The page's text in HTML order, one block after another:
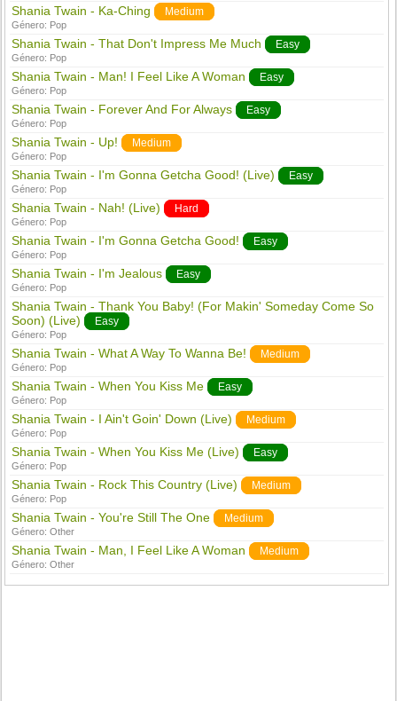
Shania Twain - Ka-Ching Medium
Género: Pop
Shania Twain - That Don't Impress Me Much Easy
Género: Pop
Shania Twain - Man! I Feel Like A Woman Easy
Género: Pop
Shania Twain - Forever And For Always Easy
Género: Pop
Shania Twain - Up! Medium
Género: Pop
Shania Twain - I'm Gonna Getcha Good! (Live) Easy
Género: Pop
Shania Twain - Nah! (Live) Hard
Género: Pop
Shania Twain - I'm Gonna Getcha Good! Easy
Género: Pop
Shania Twain - I'm Jealous Easy
Género: Pop
Shania Twain - Thank You Baby! (For Makin' Someday Come So
Soon) (Live)
Easy
Género: Pop
Shania Twain - What A Way To Wanna Be! Medium
Género: Pop
Shania Twain - When You Kiss Me Easy
Género: Pop
Shania Twain - I Ain't Goin' Down (Live) Medium
Género: Pop
Shania Twain - When You Kiss Me (Live) Easy
Género: Pop
Shania Twain - Rock This Country (Live) Medium
Género: Pop
Shania Twain - You're Still The One Medium
Género:Other
Shania Twain - Man, I Feel Like A Woman Medium
Género:Other